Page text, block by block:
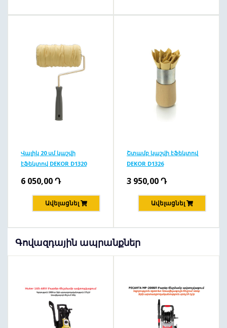
Վալիկ 20 սմ կաշվի
էֆեկտով DEKOR D1320
6 050,00Դ
Ավելացնել
Շտամբ կաշվի էֆեկտով
DEKOR D1326
3 950,00Դ
Ավելացնել
Գովազդային ապրանքներ